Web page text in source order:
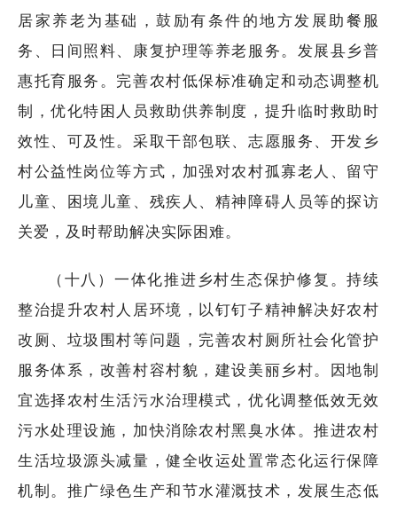
居家养老为基础，鼓励有条件的地方发展助餐服
务、日间照料、康复护理等养老服务。发展县乡普
惠托育服务。完善农村低保标准确定和动态调整机
制，优化特困人员救助供养制度，提升临时救助时
效性、可及性。采取干部包联、志愿服务、开发乡
村公益性岗位等方式，加强对农村孤寡老人、留守
儿童、困境儿童、残疾人、精神障碍人员等的探访
关爱，及时帮助解决实际困难。
（十八）一体化推进乡村生态保护修复。持续
整治提升农村人居环境，以钉钉子精神解决好农村
改厕、垃圾围村等问题，完善农村厕所社会化管护
服务体系，改善村容村貌，建设美丽乡村。因地制
宜选择农村生活污水治理模式，优化调整低效无效
污水处理设施，加快消除农村黑臭水体。推进农村
生活垃圾源头减量，健全收运处置常态化运行保障
机制。推广绿色生产和节水灌溉技术，发展生态低